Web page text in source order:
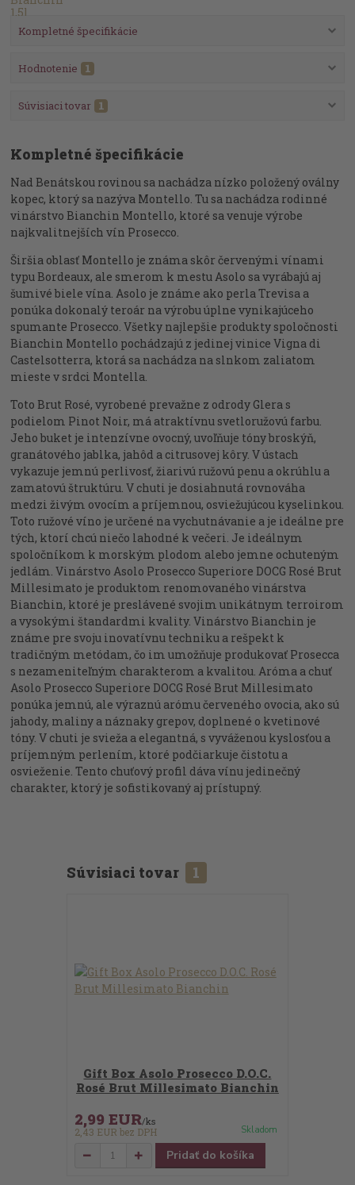
Kompletné špecifikácie
Hodnotenie 1
Súvisiaci tovar 1
Kompletné špecifikácie
Nad Benátskou rovinou sa nachádza nízko položený oválny
kopec, ktorý sa nazýva Montello. Tu sa nachádza rodinné
vinárstvo Bianchin Montello, ktoré sa venuje výrobe
najkvalitnejších vín Prosecco.
Širšia oblasť Montello je známa skôr červenými vínami
typu Bordeaux, ale smerom k mestu Asolo sa vyrábajú aj
šumivé biele vína. Asolo je známe ako perla Trevisa a
ponúka dokonalý teroár na výrobu úplne vynikajúceho
spumante Prosecco. Všetky najlepšie produkty spoločnosti
Bianchin Montello pochádzajú z jedinej vinice Vigna di
Castelsotterra, ktorá sa nachádza na slnkom zaliatom
mieste v srdci Montella.
Toto Brut Rosé, vyrobené prevažne z odrody Glera s
podielom Pinot Noir, má atraktívnu svetloružovú farbu.
Jeho buket je intenzívne ovocný, uvoľňuje tóny broskýň,
granátového jablka, jahôd a citrusovej kôry. V ústach
vykazuje jemnú perlivosť, žiarivú ružovú penu a okrúhlu a
zamatovú štruktúru. V chuti je dosiahnutá rovnováha
medzi živým ovocím a príjemnou, osviežujúcou kyselinkou.
Toto ružové víno je určené na vychutnávanie a je ideálne pre
tých, ktorí chcú niečo lahodné k večeri. Je ideálnym
spoločníkom k morským plodom alebo jemne ochuteným
jedlám. Vinárstvo Asolo Prosecco Superiore DOCG Rosé Brut
Millesimato je produktom renomovaného vinárstva
Bianchin, ktoré je preslávené svojim unikátnym terroirom
a vysokými štandardmi kvality. Vinárstvo Bianchin je
známe pre svoju inovatívnu techniku ​​a rešpekt k
tradičným metódam, čo im umožňuje produkovať Prosecca
s nezameniteľným charakterom a kvalitou. Aróma a chuť
Asolo Prosecco Superiore DOCG Rosé Brut Millesimato
ponúka jemnú, ale výraznú arómu červeného ovocia, ako sú
jahody, maliny a náznaky grepov, doplnené o kvetinové
tóny. V chuti je svieža a elegantná, s vyváženou kyslosťou a
príjemným perlením, ktoré podčiarkuje čistotu a
osvieženie. Tento chuťový profil dáva vínu jedinečný
charakter, ktorý je sofistikovaný aj prístupný.
Súvisiaci tovar 1
Gift Box Asolo Prosecco D.O.C.
Rosé Brut Millesimato Bianchin
2,99 EUR/ks
2,43 EUR bez DPH Skladom
Pridať do košíka